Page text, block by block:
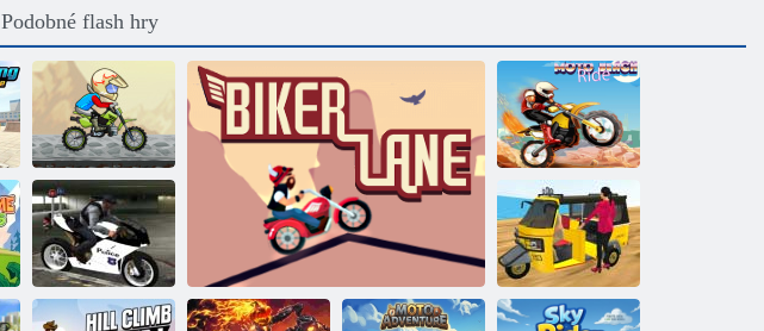
Podobné flash hry
Feat
motocyklisté
Moto závod na
pláži